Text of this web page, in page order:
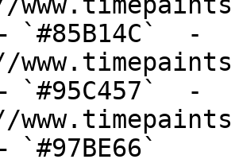
`#85B14C`  -
`#95C457`  -
`#97BE66`